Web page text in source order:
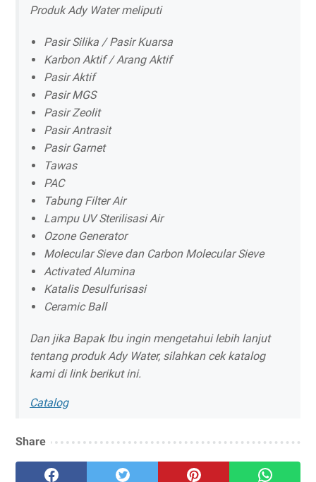
Produk Ady Water meliputi
Pasir Silika / Pasir Kuarsa
Karbon Aktif / Arang Aktif
Pasir Aktif
Pasir MGS
Pasir Zeolit
Pasir Antrasit
Pasir Garnet
Tawas
PAC
Tabung Filter Air
Lampu UV Sterilisasi Air
Ozone Generator
Molecular Sieve dan Carbon Molecular Sieve
Activated Alumina
Katalis Desulfurisasi
Ceramic Ball
Dan jika Bapak Ibu ingin mengetahui lebih lanjut
tentang produk Ady Water, silahkan cek katalog
kami di link berikut ini.
Catalog
Share